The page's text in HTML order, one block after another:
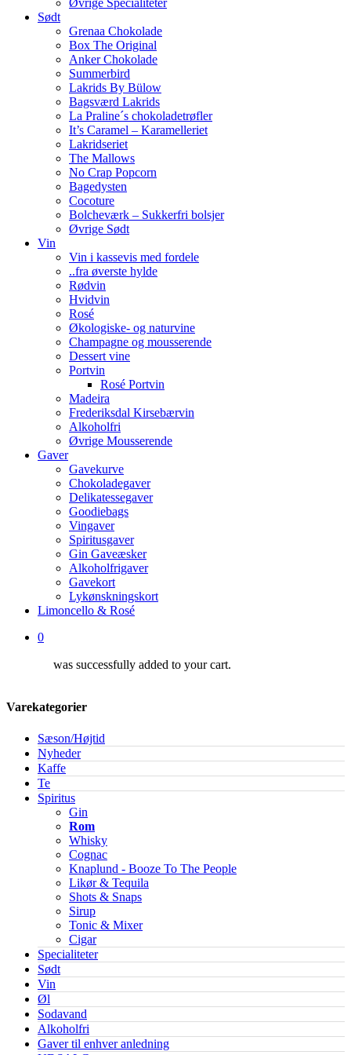
Øvrige Specialiteter
Sødt
Grenaa Chokolade
Box The Original
Anker Chokolade
Summerbird
Lakrids By Bülow
Bagsværd Lakrids
La Praline´s chokoladetrøfler
It’s Caramel – Karamelleriet
Lakridseriet
The Mallows
No Crap Popcorn
Bagedysten
Cocoture
Bolcheværk – Sukkerfri bolsjer
Øvrige Sødt
Vin
Vin i kassevis med fordele
..fra øverste hylde
Rødvin
Hvidvin
Rosé
Økologiske- og naturvine
Champagne og mousserende
Dessert vine
Portvin
Rosé Portvin
Madeira
Frederiksdal Kirsebærvin
Alkoholfri
Øvrige Mousserende
Gaver
Gavekurve
Chokoladegaver
Delikatessegaver
Goodiebags
Vingaver
Spiritusgaver
Gin Gaveæsker
Alkoholfrigaver
Gavekort
Lykønskningskort
Limoncello & Rosé
0
was successfully added to your cart.
Varekategorier
Sæson/Højtid
Nyheder
Kaffe
Te
Spiritus
Gin
Rom
Whisky
Cognac
Knaplund - Booze To The People
Likør & Tequila
Shots & Snaps
Sirup
Tonic & Mixer
Cigar
Specialiteter
Sødt
Vin
Øl
Sodavand
Alkoholfri
Gaver til enhver anledning